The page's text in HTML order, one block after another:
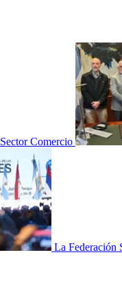
Comercio
La Federación